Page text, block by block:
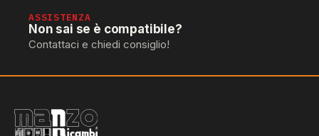
ASSISTENZA
Non sai se è compatibile?
Contattaci e chiedi consiglio!